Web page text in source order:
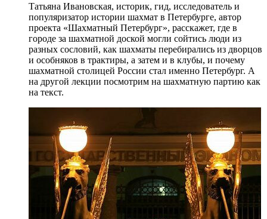
Татьяна Ивановская, историк, гид, исследователь и
популяризатор истории шахмат в Петербурге, автор
проекта «Шахматный Петербург», расскажет, где в
городе за шахматной доской могли сойтись люди из
разных сословий, как шахматы перебирались из дворцов
и особняков в трактиры, а затем и в клубы, и почему
шахматной столицей России стал именно Петербург. А
на другой лекции посмотрим на шахматную партию как
на текст.